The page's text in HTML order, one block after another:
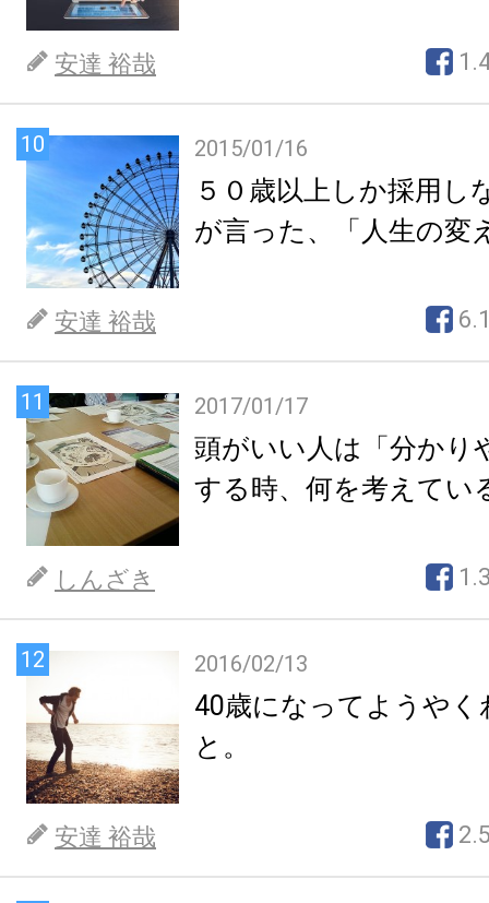
安達 裕哉
10 2015/01/16
５０歳以上しか採用し
が言った、「人生の変
安達 裕哉
11 2017/01/17
頭がいい人は「分かり
する時、何を考えてい
しんざき
12 2016/02/13
40歳になってようや
と。
安達 裕哉